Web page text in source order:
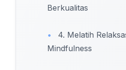
Berkualitas
•
4. Melatih
Mindfulness